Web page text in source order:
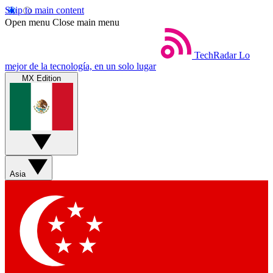
Skip to main content
Open menu Close main menu
TechRadar Lo
mejor de la tecnología, en un solo lugar
MX Edition
Asia